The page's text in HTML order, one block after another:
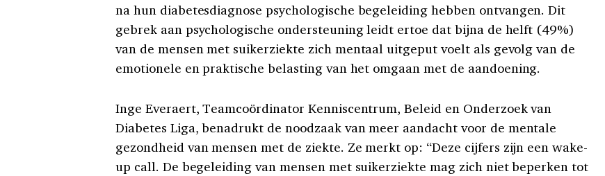
na hun diabetesdiagnose psychologische begeleiding hebben ontvangen. Dit
gebrek aan psychologische ondersteuning leidt ertoe dat bijna de helft (49%)
van de mensen met suikerziekte zich mentaal uitgeput voelt als gevolg van de
emotionele en praktische belasting van het omgaan met de aandoening.
Inge Everaert, Teamcoördinator Kenniscentrum, Beleid en Onderzoek van
Diabetes Liga, benadrukt de noodzaak van meer aandacht voor de mentale
gezondheid van mensen met de ziekte. Ze merkt op: “Deze cijfers zijn een wake-
up call. De begeleiding van mensen met suikerziekte mag zich niet beperken tot